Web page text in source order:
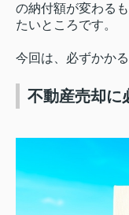
の納付額が変わる
たいところです。
今回は、必ずかか
不動産売却に